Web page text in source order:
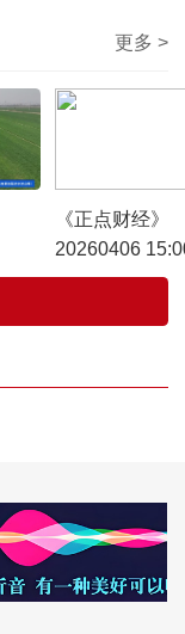
更多 >
《正点财经》
20260406